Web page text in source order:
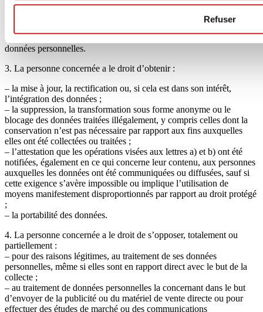
Refuser
– des sujets ou catégories de sujets auxquels les données
personnelles peuvent être communiquées ou qui peuvent en prendre
de l’État, de responsables ou de personnes autorisées à traiter les
données personnelles.
3. La personne concernée a le droit d’obtenir :
– la mise à jour, la rectification ou, si cela est dans son intérêt,
l’intégration des données ;
– la suppression, la transformation sous forme anonyme ou le
blocage des données traitées illégalement, y compris celles dont la
conservation n’est pas nécessaire par rapport aux fins auxquelles
elles ont été collectées ou traitées ;
– l’attestation que les opérations visées aux lettres a) et b) ont été
notifiées, également en ce qui concerne leur contenu, aux personnes
auxquelles les données ont été communiquées ou diffusées, sauf si
cette exigence s’avère impossible ou implique l’utilisation de
moyens manifestement disproportionnés par rapport au droit protégé
;
– la portabilité des données.
4. La personne concernée a le droit de s’opposer, totalement ou
partiellement :
– pour des raisons légitimes, au traitement de ses données
personnelles, même si elles sont en rapport direct avec le but de la
collecte ;
– au traitement de données personnelles la concernant dans le but
d’envoyer de la publicité ou du matériel de vente directe ou pour
effectuer des études de marché ou des communications